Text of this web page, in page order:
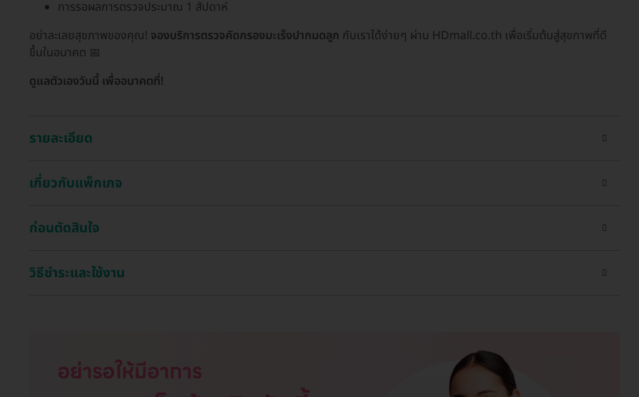
การรอผลการตรวจประมาณ 1 สัปดาห์
อย่าละเลยสุขภาพของคุณ! จองบริการตรวจคัดกรองมะเร็งปากมดลูก กับเราได้ง่ายๆ ผ่าน HDmall.co.th เพื่อเริ่มต้นสู่สุขภาพที่ดี
ขึ้นในอนาคต 📅
ดูแลตัวเองวันนี้ เพื่ออนาคตที่!
รายละเอียด
เกี่ยวกับแพ็กเกจ
ก่อนตัดสินใจ
วิธีชำระและใช้งาน